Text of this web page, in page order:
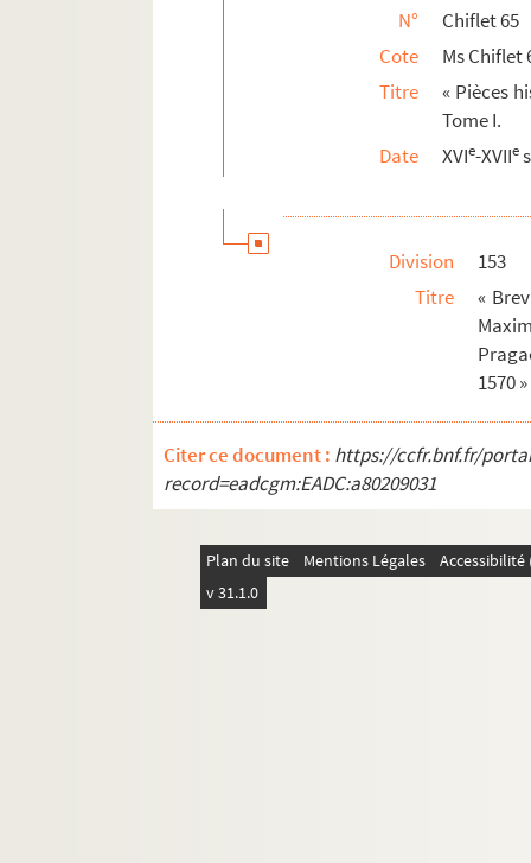
N°
Chiflet 65
Cote
Ms Chiflet
Titre
« Pièces
Tome I.
Date
XVIe-XVIIe
Division
153
Titre
«
1570 »
Citer ce document : https://ccfr.bnf.fr/
record=eadcgm:EADC:a80209031
Plan du site Mentions Légales
v 31.1.0